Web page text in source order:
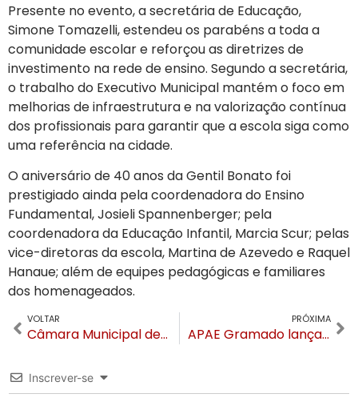
Presente no evento, a secretária de Educação,
Simone Tomazelli, estendeu os parabéns a toda a
comunidade escolar e reforçou as diretrizes de
investimento na rede de ensino. Segundo a secretária,
o trabalho do Executivo Municipal mantém o foco em
melhorias de infraestrutura e na valorização contínua
dos profissionais para garantir que a escola siga como
uma referência na cidade.
O aniversário de 40 anos da Gentil Bonato foi
prestigiado ainda pela coordenadora do Ensino
Fundamental, Josieli Spannenberger; pela
coordenadora da Educação Infantil, Marcia Scur; pelas
vice-diretoras da escola, Martina de Azevedo e Raquel
Hanaue; além de equipes pedagógicas e familiares
dos homenageados.
VOLTAR
Câmara Municipal de Gramado e Corsan criam grupo de WhatsApp para agilizar demandas da comunidade
PRÓXIMA
APAE Gramado lança rifa beneficente com camisetas autografadas pelo Grêmio e por Romário
Inscrever-se